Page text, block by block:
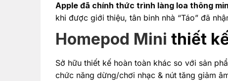
Apple đã chính thức trình làng loa thông
khi được giới thiệu, tân binh nhà “Táo” đã
Homepod Mini thiết
Sở hữu thiết kế hoàn toàn khác so với sản
chức năng dừng/chơi nhạc & nút tăng giảm